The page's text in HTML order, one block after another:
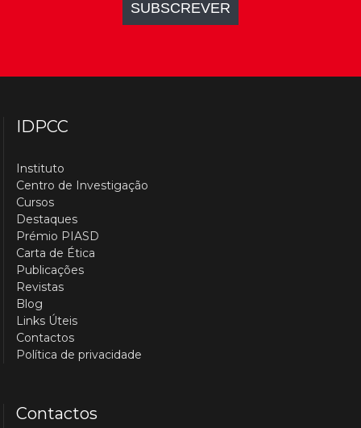
IDPCC
Instituto
Centro de Investigação
Cursos
Destaques
Prémio PIASD
Carta de Ética
Publicações
Revistas
Blog
Links Úteis
Contactos
Política de privacidade
Contactos